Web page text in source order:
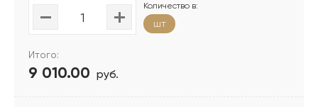
Количество в:
шт
Итого:
9 010.00 руб.